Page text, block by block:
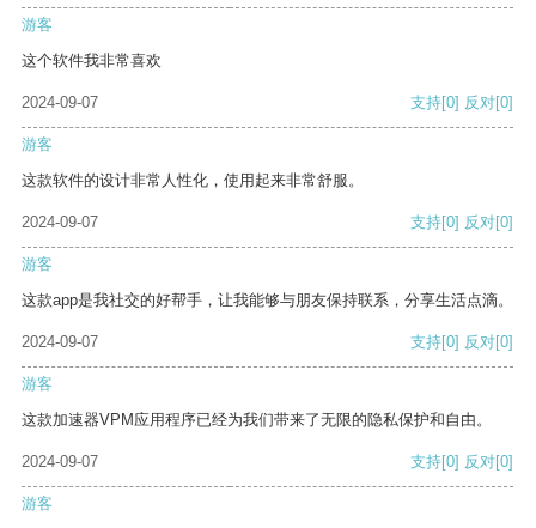
游客
这个软件我非常喜欢
2024-09-07 支持[0] 反对[0]
游客
这款软件的设计非常人性化，使用起来非常舒服。
2024-09-07 支持[0] 反对[0]
游客
这款app是我社交的好帮手，让我能够与朋友保持联系，分享生活点滴。
2024-09-07 支持[0] 反对[0]
游客
这款加速器VPM应用程序已经为我们带来了无限的隐私保护和自由。
2024-09-07 支持[0] 反对[0]
游客